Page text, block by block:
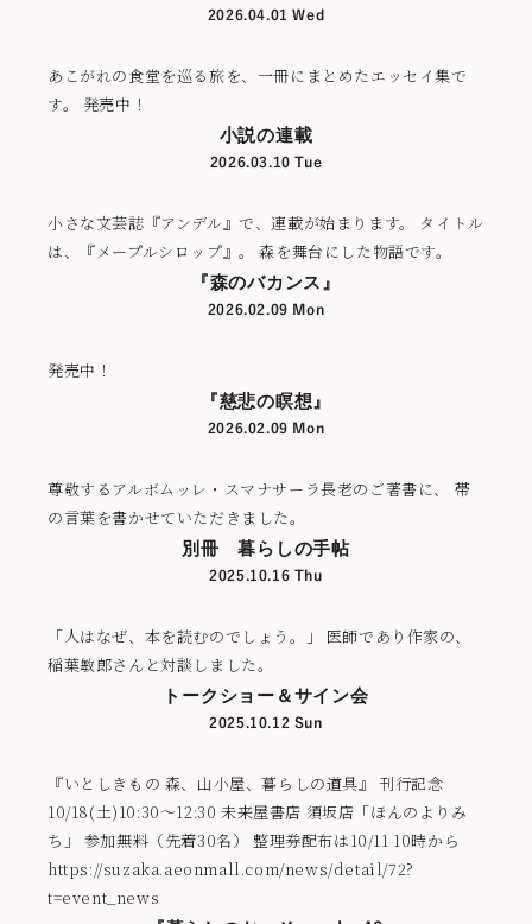
2026.04.01 Wed
あこがれの食堂を巡る旅を、一冊にまとめたエッセイ集で
す。 発売中！
小説の連載
2026.03.10 Tue
小さな文芸誌『アンデル』で、連載が始まります。 タイトル
は、『メープルシロップ』。 森を舞台にした物語です。
『森のバカンス』
2026.02.09 Mon
発売中！
『慈悲の瞑想』
2026.02.09 Mon
尊敬するアルボムッレ・スマナサーラ長老のご著書に、 帯
の言葉を書かせていただきました。
別冊 暮らしの手帖
2025.10.16 Thu
「人はなぜ、本を読むのでしょう。」 医師であり作家の、
稲葉敏郎さんと対談しました。
トークショー＆サイン会
2025.10.12 Sun
『いとしきもの 森、山小屋、暮らしの道具』 刊行記念
10/18(土)10:30～12:30 未来屋書店 須坂店「ほんのよりみ
ち」 参加無料（先着30名） 整理券配布は10/11 10時から
https://suzaka.aeonmall.com/news/detail/72?
t=event_news